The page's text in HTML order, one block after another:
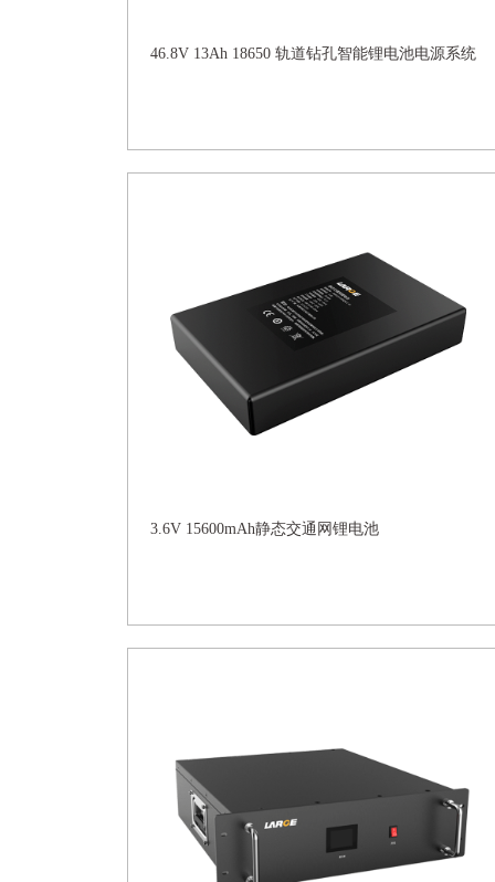
46.8V 13Ah 18650 轨道钻孔智能锂电池电源系统
3.6V 15600mAh静态交通网锂电池